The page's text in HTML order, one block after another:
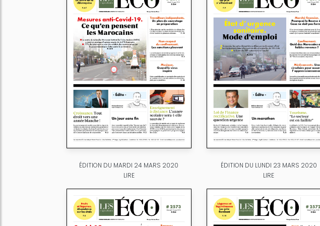
ÉDITION DU MARDI 24 MARS 2020
LIRE
ÉDITION DU LUNDI 23 MARS 2020
LIRE